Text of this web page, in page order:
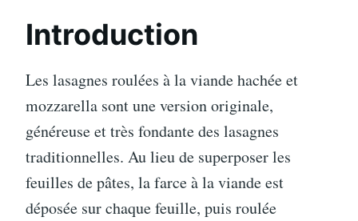
Introduction
Les lasagnes roulées à la viande hachée et
mozzarella sont une version originale,
généreuse et très fondante des lasagnes
traditionnelles. Au lieu de superposer les
feuilles de pâtes, la farce à la viande est
déposée sur chaque feuille, puis roulée